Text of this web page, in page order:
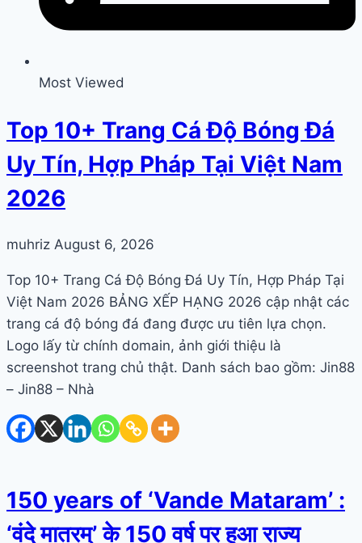
Most Viewed
Top 10+ Trang Cá Độ Bóng Đá
Uy Tín, Hợp Pháp Tại Việt Nam
2026
muhriz August 6, 2026
Top 10+ Trang Cá Độ Bóng Đá Uy Tín, Hợp Pháp Tại
Việt Nam 2026 BẢNG XẾP HẠNG 2026 cập nhật các
trang cá độ bóng đá đang được ưu tiên lựa chọn.
Logo lấy từ chính domain, ảnh giới thiệu là
screenshot trang chủ thật. Danh sách bao gồm: Jin88
– Jin88 – Nhà
150 years of ‘Vande Mataram’ :
‘वंदे मातरम्’ के 150 वर्ष पर हुआ राज्य